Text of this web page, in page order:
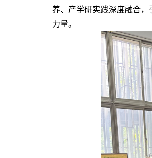
养、产学研实践深度融合
力量。